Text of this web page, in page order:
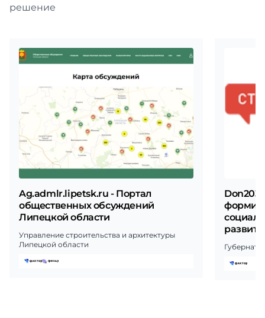
решение
Ag.admlr.lipetsk.ru - Портал
общественных обсуждений
Липецкой области
Управление строительства и архитектуры
Липецкой области